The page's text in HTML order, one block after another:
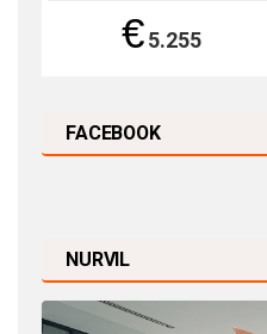
€5.255
FACEBOOK
NURVIL